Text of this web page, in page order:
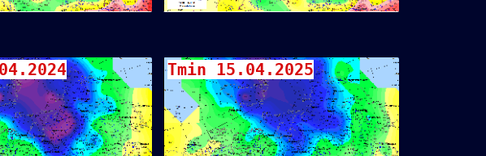
Tmin 15.04.2025